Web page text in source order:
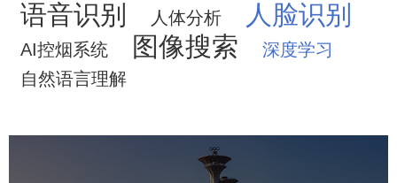
语音识别 人体分析 人脸识别
AI控烟系统 图像搜索
深度学习
自然语言理解